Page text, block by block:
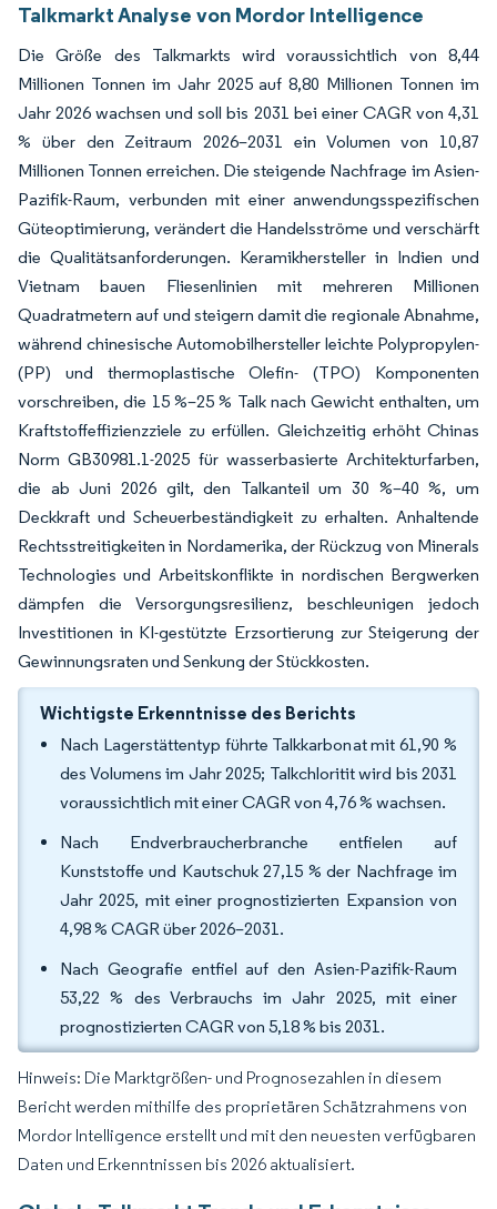
Talkmarkt Analyse von Mordor Intelligence
Die Größe des Talkmarkts wird voraussichtlich von 8,44
Millionen Tonnen im Jahr 2025 auf 8,80 Millionen Tonnen im
Jahr 2026 wachsen und soll bis 2031 bei einer CAGR von 4,31
% über den Zeitraum 2026–2031 ein Volumen von 10,87
Millionen Tonnen erreichen. Die steigende Nachfrage im Asien-
Pazifik-Raum, verbunden mit einer anwendungsspezifischen
Güteoptimierung, verändert die Handelsströme und verschärft
die Qualitätsanforderungen. Keramikhersteller in Indien und
Vietnam bauen Fliesenlinien mit mehreren Millionen
Quadratmetern auf und steigern damit die regionale Abnahme,
während chinesische Automobilhersteller leichte Polypropylen-
(PP) und thermoplastische Olefin- (TPO) Komponenten
vorschreiben, die 15 %–25 % Talk nach Gewicht enthalten, um
Kraftstoffeffizienzziele zu erfüllen. Gleichzeitig erhöht Chinas
Norm GB30981.1-2025 für wasserbasierte Architekturfarben,
die ab Juni 2026 gilt, den Talkanteil um 30 %–40 %, um
Deckkraft und Scheuerbeständigkeit zu erhalten. Anhaltende
Rechtsstreitigkeiten in Nordamerika, der Rückzug von Minerals
Technologies und Arbeitskonflikte in nordischen Bergwerken
dämpfen die Versorgungsresilienz, beschleunigen jedoch
Investitionen in KI-gestützte Erzsortierung zur Steigerung der
Gewinnungsraten und Senkung der Stückkosten.
Wichtigste Erkenntnisse des Berichts
Nach Lagerstättentyp führte Talkkarbonat mit 61,90 %
des Volumens im Jahr 2025; Talkchloritit wird bis 2031
voraussichtlich mit einer CAGR von 4,76 % wachsen.
Nach Endverbraucherbranche entfielen auf
Kunststoffe und Kautschuk 27,15 % der Nachfrage im
Jahr 2025, mit einer prognostizierten Expansion von
4,98 % CAGR über 2026–2031.
Nach Geografie entfiel auf den Asien-Pazifik-Raum
53,22 % des Verbrauchs im Jahr 2025, mit einer
prognostizierten CAGR von 5,18 % bis 2031.
Hinweis: Die Marktgrößen- und Prognosezahlen in diesem
Bericht werden mithilfe des proprietären Schätzrahmens von
Mordor Intelligence erstellt und mit den neuesten verfügbaren
Daten und Erkenntnissen bis 2026 aktualisiert.